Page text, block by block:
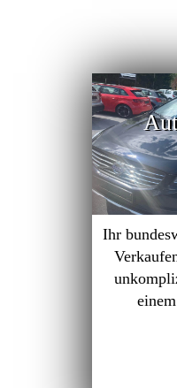
Ihr